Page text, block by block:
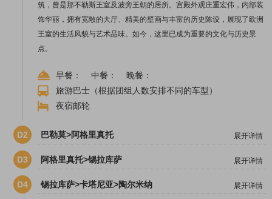
筑，曾是那不勒斯王室及波旁王朝的居所。宫殿外观庄重宏伟，内部装
饰华丽，拥有宽敞的大厅、精美的壁画与丰富的历史陈设，展现了欧洲
王室的生活风貌与艺术品味。如今，这里已成为重要的文化与历史景
点。
早餐： 中餐： 晚餐：
旅游巴士（根据团组人数安排不同的车型）
夜宿邮轮
D2 巴勒莫>阿格里真托 展开详情
D3 阿格里真托>锡拉库萨 展开详情
D4 锡拉库萨>卡塔尼亚>陶尔米纳 展开详情